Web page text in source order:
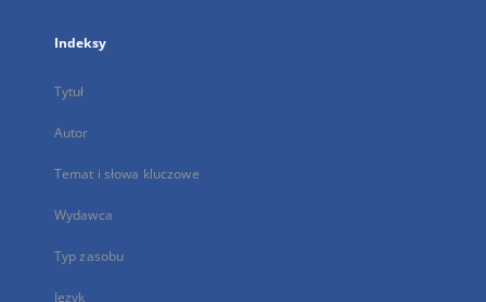
Indeksy
Tytuł
Autor
Temat i słowa kluczowe
Wydawca
Typ zasobu
Język